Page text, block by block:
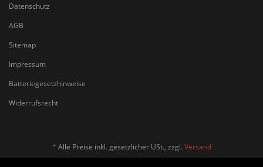
Datenschutz
AGB
Sitemap
Impressum
Batteriegesetzhinweise
Widerrufsrecht
* Alle Preise inkl. gesetzlicher USt., zzgl. Versand